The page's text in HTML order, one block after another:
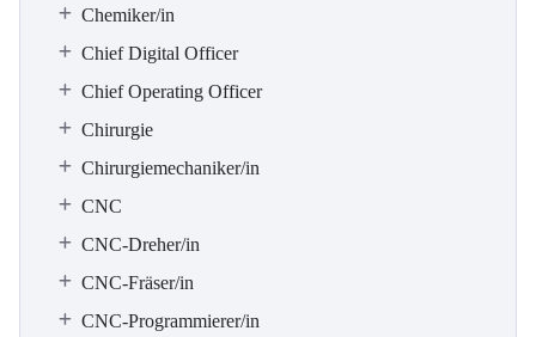
Chemiker/in
Chief Digital Officer
Chief Operating Officer
Chirurgie
Chirurgiemechaniker/in
CNC
CNC-Dreher/in
CNC-Fräser/in
CNC-Programmierer/in